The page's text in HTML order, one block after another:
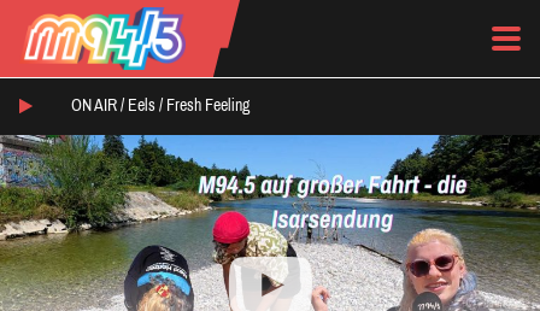
ON AIR / Eels / Fresh Feeling